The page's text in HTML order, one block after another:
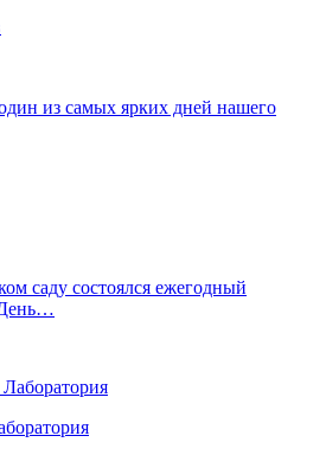
из самых ярких дней нашего
саду состоялся ежегодный